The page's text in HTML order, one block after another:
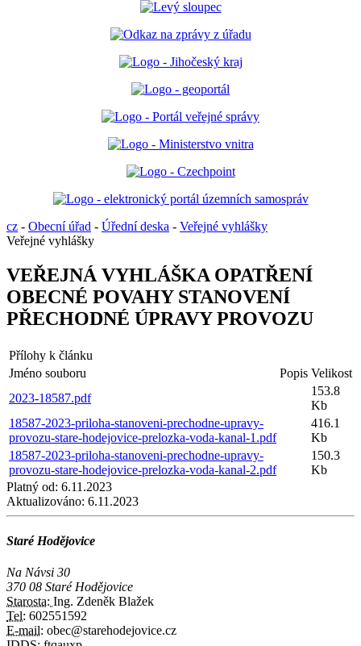
cz - Obecní úřad - Úřední deska - Veřejné vyhlášky
Veřejné vyhlášky
VEŘEJNÁ VYHLÁŠKA OPATŘENÍ
OBECNÉ POVAHY STANOVENÍ
PŘECHODNÉ ÚPRAVY PROVOZU
Přílohy k článku
Jméno souboru
Popis Velikost
2023-18587.pdf
153.8
Kb
18587-2023-priloha-stanoveni-prechodne-upravy-
provozu-stare-hodejovice-prelozka-voda-kanal-1.pdf
416.1
Kb
18587-2023-priloha-stanoveni-prechodne-upravy-
provozu-stare-hodejovice-prelozka-voda-kanal-2.pdf
150.3
Kb
Platný od: 6.11.2023
Aktualizováno: 6.11.2023
Staré Hodějovice
Na Návsi 30
370 08 Staré Hodějovice
Starosta: Ing. Zdeněk Blažek
Tel: 602551592
E-mail: obec@starehodejovice.cz